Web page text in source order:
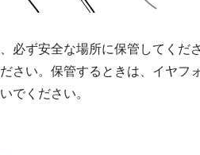
必ず安全な場所に保管してくだ
さい。保管するときは、イヤフ
でください。